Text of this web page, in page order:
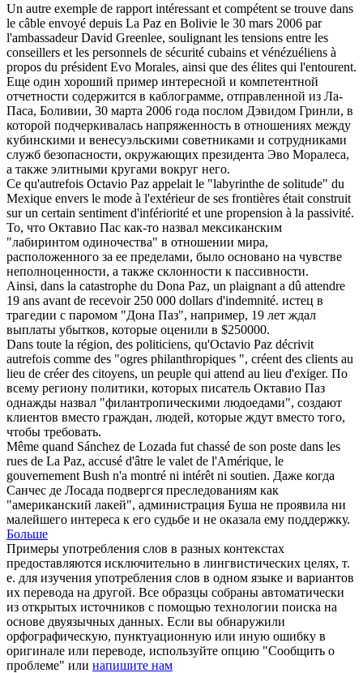
Un autre exemple de rapport intéressant et compétent se trouve dans
le câble envoyé depuis La Paz en Bolivie le 30 mars 2006 par
l'ambassadeur David Greenlee, soulignant les tensions entre les
conseillers et les personnels de sécurité cubains et vénézuéliens à
propos du président Evo Morales, ainsi que des élites qui l'entourent.
Еще один хороший пример интересной и компетентной
отчетности содержится в каблограмме, отправленной из Ла-
Паса, Боливии, 30 марта 2006 года послом Дэвидом Гринли, в
которой подчеркивалась напряженность в отношениях между
кубинскими и венесуэльскими советниками и сотрудниками
служб безопасности, окружающих президента Эво Моралеса,
а также элитными кругами вокруг него.
Ce qu'autrefois Octavio Paz appelait le "labyrinthe de solitude" du
Mexique envers le mode à l'extérieur de ses frontières était construit
sur un certain sentiment d'infériorité et une propension à la passivité.
То, что Октавио Пас как-то назвал мексиканским
"лабиринтом одиночества" в отношении мира,
расположенного за ее пределами, было основано на чувстве
неполноценности, а также склонности к пассивности.
Ainsi, dans la catastrophe du Dona Paz, un plaignant a dû attendre
19 ans avant de recevoir 250 000 dollars d'indemnité. истец в
трагедии с паромом "Дона Паз", например, 19 лет ждал
выплаты убытков, которые оценили в $250000.
Dans toute la région, des politiciens, qu'Octavio Paz décrivit
autrefois comme des "ogres philanthropiques ", créent des clients au
lieu de créer des citoyens, un peuple qui attend au lieu d'exiger. По
всему региону политики, которых писатель Октавио Паз
однажды назвал "филантропическими людоедами", создают
клиентов вместо граждан, людей, которые ждут вместо того,
чтобы требовать.
Même quand Sánchez de Lozada fut chassé de son poste dans les
rues de La Paz, accusé d'âtre le valet de l'Amérique, le
gouvernement Bush n'a montré ni intérêt ni soutien. Даже когда
Санчес де Лосада подвергся преследованиям как
"американский лакей", администрация Буша не проявила ни
малейшего интереса к его судьбе и не оказала ему поддержку.
Больше
Примеры употребления слов в разных контекстах
предоставляются исключительно в лингвистических целях, т.
е. для изучения употребления слов в одном языке и вариантов
их перевода на другой. Все образцы собраны автоматически
из открытых источников с помощью технологии поиска на
основе двуязычных данных. Если вы обнаружили
орфографическую, пунктуационную или иную ошибку в
оригинале или переводе, используйте опцию "Сообщить о
проблеме" или напишите нам